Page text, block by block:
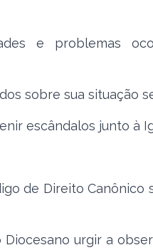
e problemas
sobre sua situação
escândalos junto à
de Direito
Diocesano urgir a